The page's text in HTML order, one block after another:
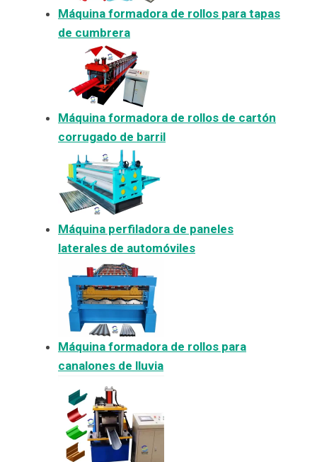
Máquina formadora de rollos para tapas
de cumbrera
Máquina formadora de rollos de cartón
corrugado de barril
Máquina perfiladora de paneles
laterales de automóviles
Máquina formadora de rollos para
canalones de lluvia